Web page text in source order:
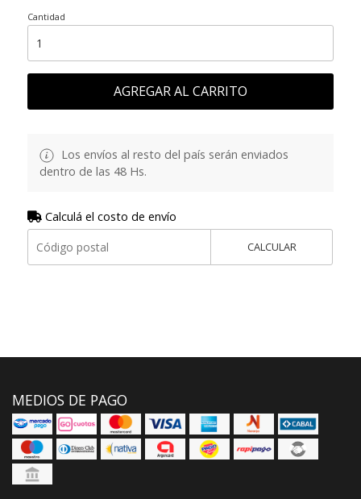
Cantidad
AGREGAR AL CARRITO
Los envíos al resto del país serán enviados
dentro de las 48 Hs.
Calculá el costo de envío
CALCULAR
MEDIOS DE PAGO